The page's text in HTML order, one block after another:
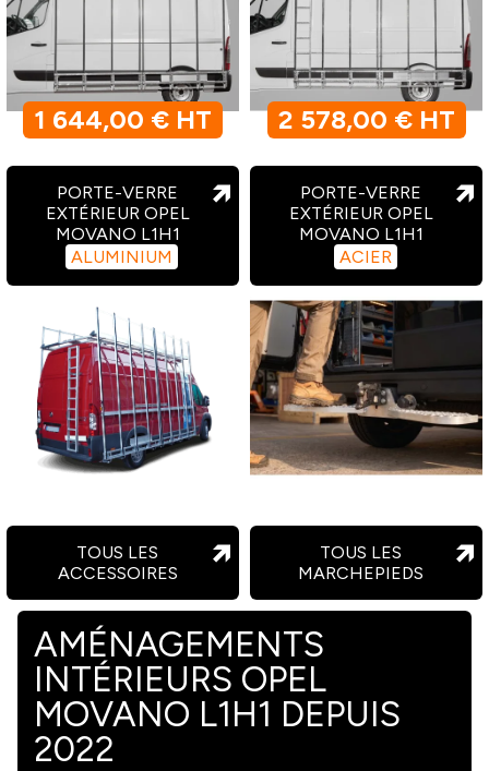
1 644,00 € HT
PORTE-VERRE
EXTÉRIEUR OPEL
MOVANO L1H1
ALUMINIUM
2 578,00 € HT
PORTE-VERRE
EXTÉRIEUR OPEL
MOVANO L1H1
ACIER
TOUS LES
ACCESSOIRES
TOUS LES
MARCHEPIEDS
AMÉNAGEMENTS
INTÉRIEURS OPEL
MOVANO L1H1 DEPUIS
2022